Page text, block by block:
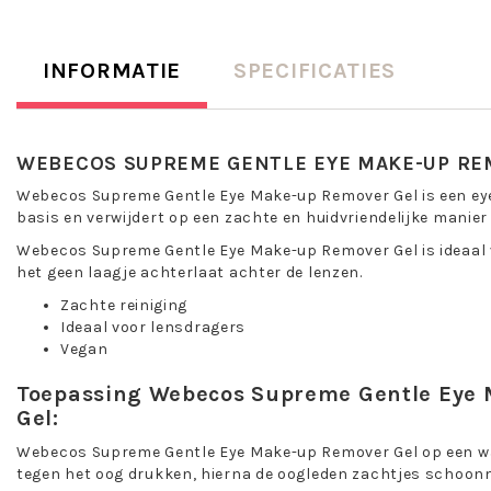
INFORMATIE SPECIFICATIES
WEBECOS SUPREME GENTLE EYE MAKE-UP
Webecos Supreme Gentle Eye Make-up Remover Gel is een
basis en verwijdert op een zachte en huidvriendelijke manier
Webecos Supreme Gentle Eye Make-up Remover Gel is
het geen laagje achterlaat achter de lenzen.
Zachte reiniging
Ideaal voor lensdragers
Vegan
Toepassing Webecos Supreme Gentle Eye
Gel:
Webecos Supreme Gentle Eye Make-up Remover Gel op
tegen het oog drukken, hierna de oogleden zachtjes